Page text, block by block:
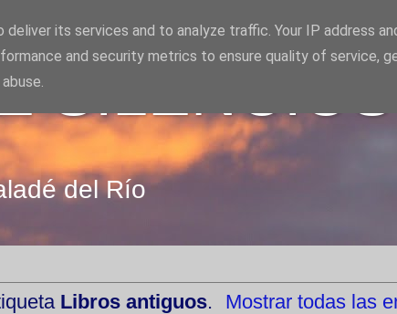
del Río
Libros antiguos. Mostrar todas las
its services and to analyze traffic. Your IP address
and security metrics to ensure quality of service,